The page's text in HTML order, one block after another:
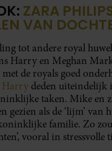
ZARA
VAN
tot andere royal
Harry en Meghan
de royals goed
Harry deden uiteindelijk
taken. Mike en
gezien als de ‘lijm’ van
familie. Zo
vooral in stressvolle